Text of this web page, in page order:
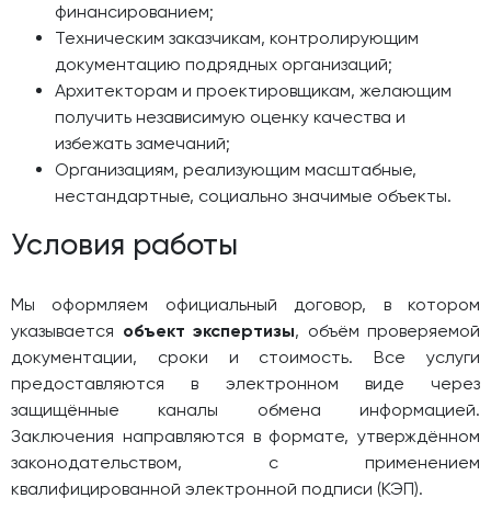
финансированием;
Техническим заказчикам, контролирующим
документацию подрядных организаций;
Архитекторам и проектировщикам, желающим
получить независимую оценку качества и
избежать замечаний;
Организациям, реализующим масштабные,
нестандартные, социально значимые объекты.
Условия работы
Мы оформляем официальный договор, в котором
указывается объект экспертизы, объём проверяемой
документации, сроки и стоимость. Все услуги
предоставляются в электронном виде через
защищённые каналы обмена информацией.
Заключения направляются в формате, утверждённом
законодательством, с применением
квалифицированной электронной подписи (КЭП).